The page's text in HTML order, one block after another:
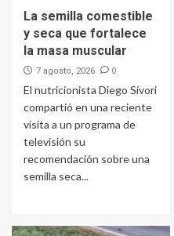
La semilla comestible
y seca que fortalece
la masa muscular
7 agosto, 2026 0
El nutricionista Diego Sívori
compartió en una reciente
visita a un programa de
televisión su
recomendación sobre una
semilla seca...